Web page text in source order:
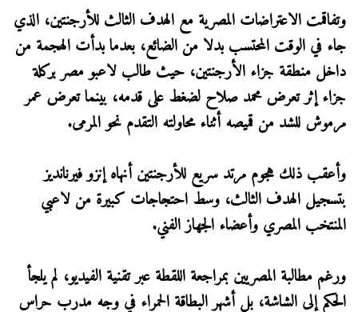
وتفاقمت الاعتراضات المصرية مع الهدف الثالث للأرجنتين، الذي
جاء في الوقت المحتسب بدلا من الضائع، بعدما بدأت الهجمة من
داخل منطقة جزاء الأرجنتين، حيث طالب لاعبو مصر بركلة
جزاء إثر تعرض محمد صلاح لضغط على قدمه، بينما تعرض عمر
مرموش للشد من قميصه أثناء محاولته التقدم نحو المرمى.
وأعقب ذلك هجوم مرتد سريع للأرجنتين أنهاه إنزو فيرنانديز
بتسجيل الهدف الثالث، وسط احتجاجات كبيرة من لاعبي
المنتخب المصري وأعضاء الجهاز الفني.
ورغم مطالبة المصريين بمراجعة اللقطة عبر تقنية الفيديو، لم يلجأ
الحكم إلى الشاشة، بل أشهر البطاقة الحمراء في وجه مدرب حراس